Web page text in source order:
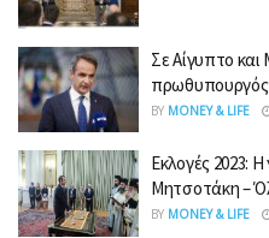
Σε Αίγυπτο
πρωθυπουργός
BY MONEY & LIFE
Εκλογές 2023:
Μητσοτάκη –
BY MONEY & LIFE